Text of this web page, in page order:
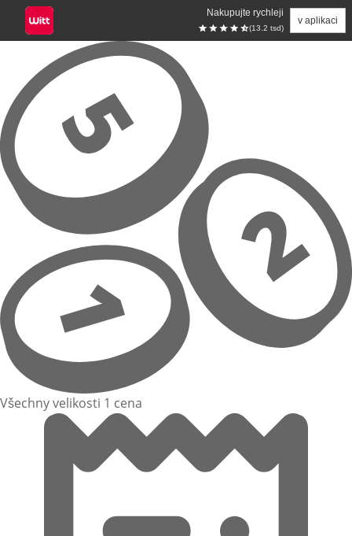
Nakupujte rychleji
(13.2 tsd)
v aplikaci
Přeskočit na hlavní obsah
Všechny velikosti 1 cena